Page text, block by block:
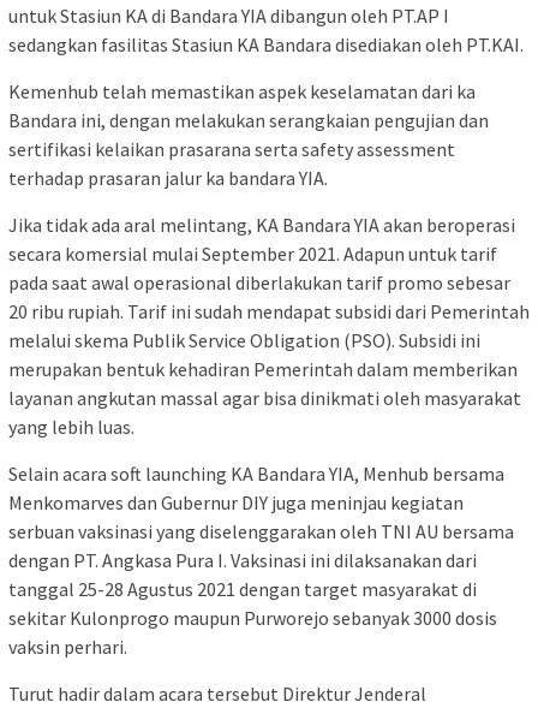
untuk Stasiun KA di Bandara YIA dibangun oleh PT.AP I
sedangkan fasilitas Stasiun KA Bandara disediakan oleh PT.KAI.
Kemenhub telah memastikan aspek keselamatan dari ka
Bandara ini, dengan melakukan serangkaian pengujian dan
sertifikasi kelaikan prasarana serta safety assessment
terhadap prasaran jalur ka bandara YIA.
Jika tidak ada aral melintang, KA Bandara YIA akan beroperasi
secara komersial mulai September 2021. Adapun untuk tarif
pada saat awal operasional diberlakukan tarif promo sebesar
20 ribu rupiah. Tarif ini sudah mendapat subsidi dari Pemerintah
melalui skema Publik Service Obligation (PSO). Subsidi ini
merupakan bentuk kehadiran Pemerintah dalam memberikan
layanan angkutan massal agar bisa dinikmati oleh masyarakat
yang lebih luas.
Selain acara soft launching KA Bandara YIA, Menhub bersama
Menkomarves dan Gubernur DIY juga meninjau kegiatan
serbuan vaksinasi yang diselenggarakan oleh TNI AU bersama
dengan PT. Angkasa Pura I. Vaksinasi ini dilaksanakan dari
tanggal 25-28 Agustus 2021 dengan target masyarakat di
sekitar Kulonprogo maupun Purworejo sebanyak 3000 dosis
vaksin perhari.
Turut hadir dalam acara tersebut Direktur Jenderal